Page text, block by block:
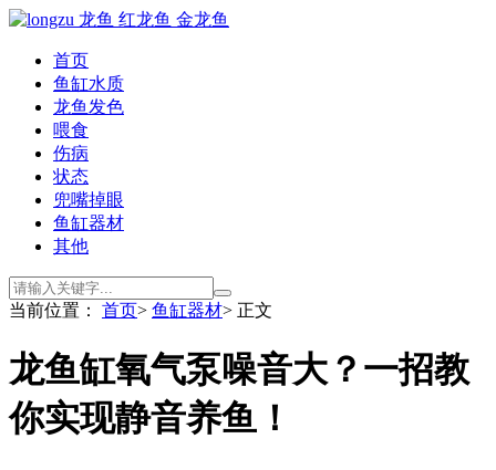
首页
鱼缸水质
龙鱼发色
喂食
伤病
状态
兜嘴掉眼
鱼缸器材
其他
当前位置： 首页> 鱼缸器材> 正文
龙鱼缸氧气泵噪音大？一招教
你实现静音养鱼！